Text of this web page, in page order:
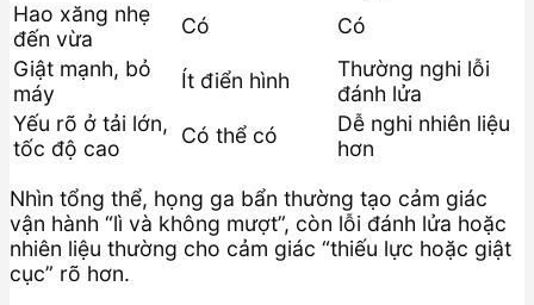
Hao xăng nhẹ
đến vừa
Có
Có
Giật mạnh, bỏ
máy
Ít điển hình
Thường nghi lỗi
đánh lửa
Yếu rõ ở tải lớn,
tốc độ cao
Có thể có
Dễ nghi nhiên liệu
hơn
Nhìn tổng thể, họng ga bẩn thường tạo cảm giác
vận hành “lì và không mượt”, còn lỗi đánh lửa hoặc
nhiên liệu thường cho cảm giác “thiếu lực hoặc giật
cục” rõ hơn.